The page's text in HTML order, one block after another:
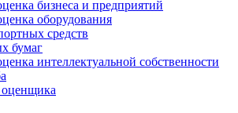
бизнеса и предприятий
оборудования
средств
бумаг
интеллектуальной собственности
оценщика